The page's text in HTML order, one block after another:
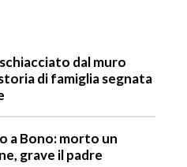
dal muro
di famiglia segnata
a Bono: morto un
grave il padre